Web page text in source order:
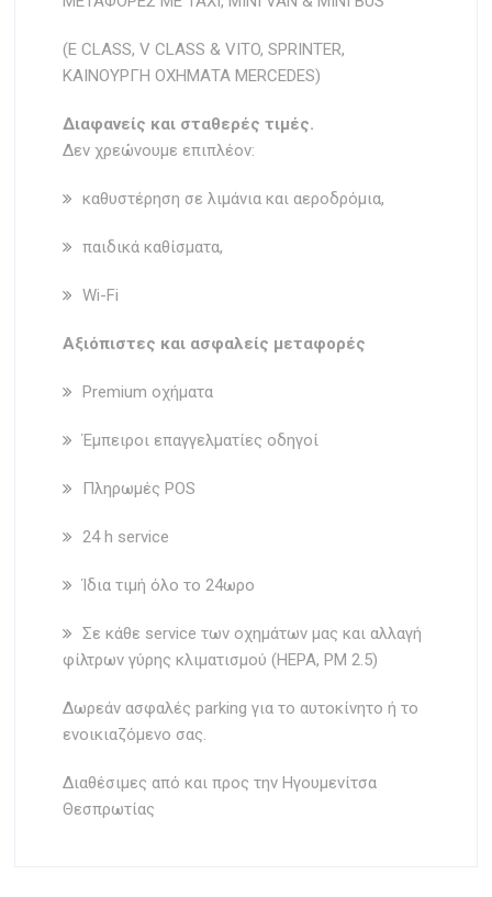
(E CLASS, V CLASS & VITO, SPRINTER,
ΚΑΙΝΟΥΡΓΗ ΟΧΗΜΑΤΑ MERCEDES)
Διαφανείς και σταθερές τιμές.
Δεν χρεώνουμε επιπλέον:
καθυστέρηση σε λιμάνια και αεροδρόμια,
παιδικά καθίσματα,
Wi-Fi
Aξιόπιστες και ασφαλείς μεταφορές
Premium οχήματα
Έμπειροι επαγγελματίες οδηγοί
Πληρωμές POS
24 h service
Ίδια τιμή όλο το 24ωρο
Σε κάθε service των οχημάτων μας και αλλαγή
φίλτρων γύρης κλιματισμού (HEPA, PM 2.5)
Δωρεάν ασφαλές parking για το αυτοκίνητο ή το
ενοικιαζόμενο σας.
Διαθέσιμες από και προς την Ηγουμενίτσα
Θεσπρωτίας